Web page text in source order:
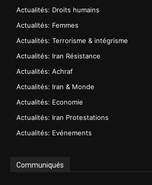
Actualités: Droits humains
Actualités: Femmes
Actualités: Terrorisme & intégrisme
Actualités: Iran Résistance
Actualités: Achraf
Actualités: Iran & Monde
Actualités: Economie
Actualités: Iran Protestations
Actualités: Evénements
Communiqués